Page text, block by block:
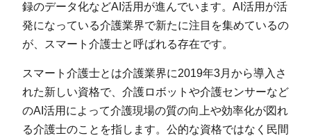
録のデータ化などAI活用が進んでいます。AI活用が活
発になっている介護業界で新たに注目を集めているの
が、スマート介護士と呼ばれる存在です。
スマート介護士とは介護業界に2019年3月から導入さ
れた新しい資格で、介護ロボットや介護センサーなど
のAI活用によって介護現場の質の向上や効率化が図れ
る介護士のことを指します。公的な資格ではなく民間